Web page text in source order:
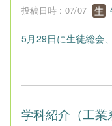
投稿日時 : 07/07
5月29日に生徒総会
学科紹介（工業